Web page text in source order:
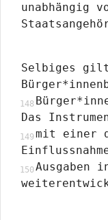
unabhängig
Selbiges
Das
mit einer
Ausgaben